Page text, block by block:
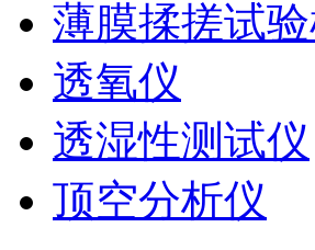
薄膜揉搓试
透氧仪
透湿性测试仪
顶空分析仪